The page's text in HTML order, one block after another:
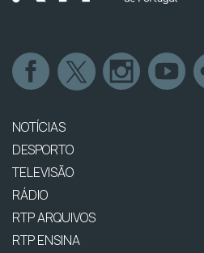
NOTÍCIAS
DESPORTO
TELEVISÃO
RÁDIO
RTP ARQUIVOS
RTP ENSINA